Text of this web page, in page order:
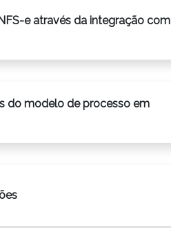
e através da integração com
do modelo de processo em